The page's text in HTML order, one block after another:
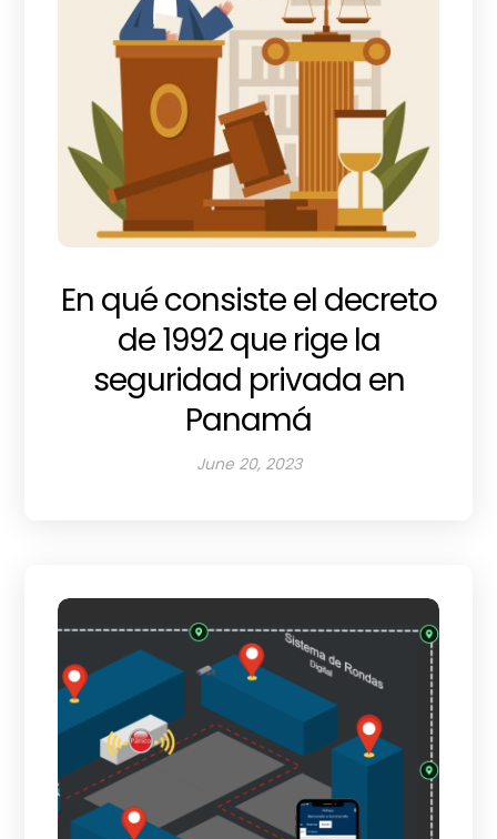
En qué consiste el decreto
de 1992 que rige la
seguridad privada en
Panamá
June 20, 2023